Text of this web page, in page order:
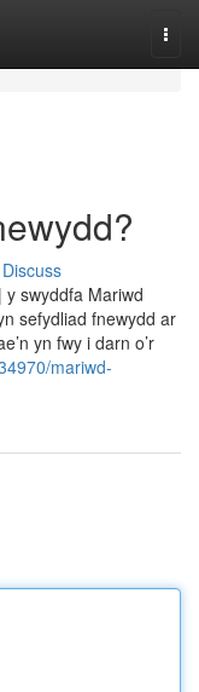
Discuss
swyddfa Mariwd
sefydliad fnewydd ar
yn fwy i darn o’r
mariwd-